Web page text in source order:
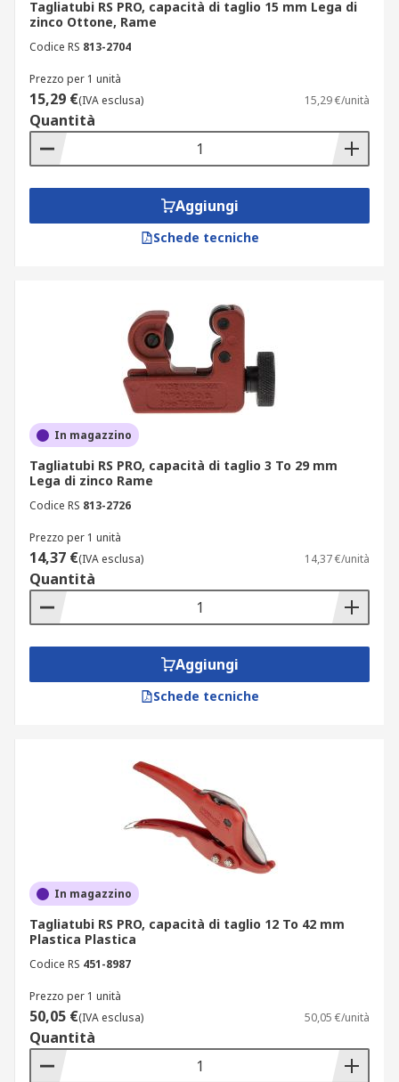
Tagliatubi RS PRO, capacità di taglio 15 mm Lega di
zinco Ottone, Rame
Codice RS 813-2704
Prezzo per 1 unità
15,29 €(IVA esclusa) 15,29 €/unità
Quantità
Aggiungi
Schede tecniche
In magazzino
Tagliatubi RS PRO, capacità di taglio 3 To 29 mm
Lega di zinco Rame
Codice RS 813-2726
Prezzo per 1 unità
14,37 €(IVA esclusa) 14,37 €/unità
Quantità
Aggiungi
Schede tecniche
In magazzino
Tagliatubi RS PRO, capacità di taglio 12 To 42 mm
Plastica Plastica
Codice RS 451-8987
Prezzo per 1 unità
50,05 €(IVA esclusa) 50,05 €/unità
Quantità